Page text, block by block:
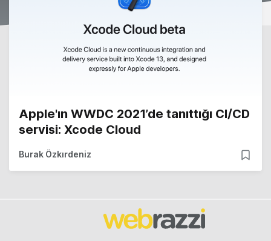
Apple'ın WWDC 2021’de tanıttığı CI/CD
servisi: Xcode Cloud
Burak Özkırdeniz